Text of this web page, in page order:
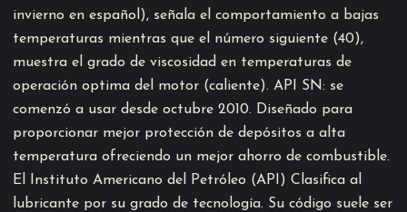
invierno en español), señala el comportamiento a bajas
temperaturas mientras que el número siguiente (40),
muestra el grado de viscosidad en temperaturas de
operación optima del motor (caliente). API SN: se
comenzó a usar desde octubre 2010. Diseñado para
proporcionar mejor protección de depósitos a alta
temperatura ofreciendo un mejor ahorro de combustible.
El Instituto Americano del Petróleo (API) Clasifica al
lubricante por su grado de tecnología. Su código suele ser